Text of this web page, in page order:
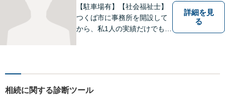
【駐車場有】【社会福祉士】
つくば市に事務所を開設して
から、私1人の実績だけでも、
もっと身近に、相談をもっと
ので、お気軽にご相談くださ
詳細を見
る
相続に関する診断ツール